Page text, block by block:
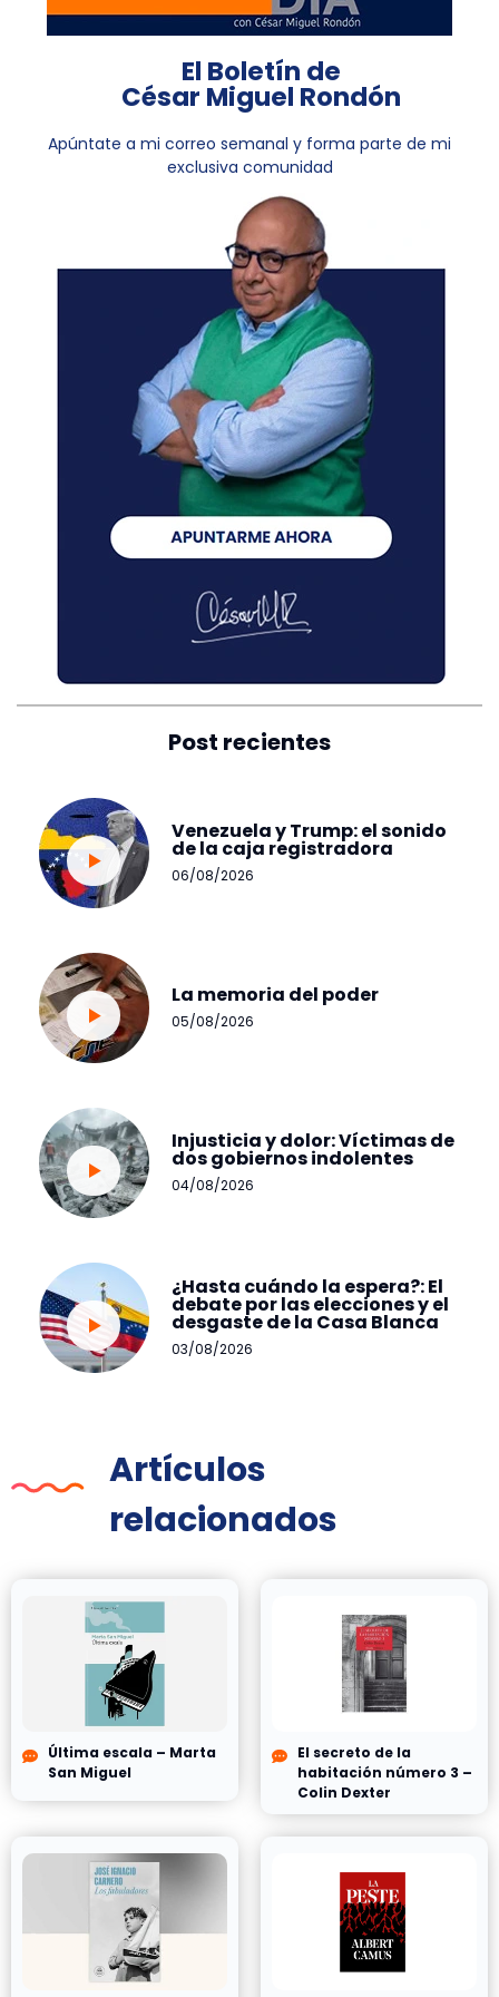
El Boletín de
César Miguel Rondón
Apúntate a mi correo semanal y forma parte de mi
exclusiva comunidad
Post recientes
Venezuela y Trump: el sonido
de la caja registradora
06/08/2026
La memoria del poder
05/08/2026
Injusticia y dolor: Víctimas de
dos gobiernos indolentes
04/08/2026
¿Hasta cuándo la espera?: El
debate por las elecciones y el
desgaste de la Casa Blanca
03/08/2026
Artículos
relacionados
Última escala – Marta
San Miguel
El secreto de la
habitación número 3 –
Colin Dexter